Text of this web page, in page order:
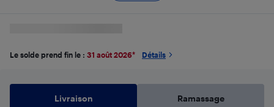
Le solde prend fin le : 31 août 2026* Détails
Livraison Ramassage